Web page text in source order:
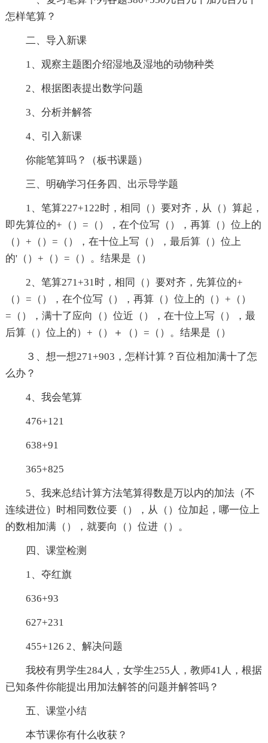
怎样笔算？
二、导入新课
1、观察主题图介绍湿地及湿地的动物种类
2、根据图表提出数学问题
3、分析并解答
4、引入新课
你能笔算吗？（板书课题）
三、明确学习任务四、出示导学题
1、笔算227+122时，相同（）要对齐，从（）算起，
即先算位的+（）=（），在个位写（），再算（）位上的
（）+（）=（），在十位上写（），最后算（）位上
的'（）+（）=（）。结果是（）
2、笔算271+31时，相同（）要对齐，先算位的+
（）=（），在个位写（），再算（）位上的（）+（）
=（），满十了应向（）位近（），在十位上写（），最
后算（）位上的）+（）＋（）=（）。结果是（）
３、想一想271+903，怎样计算？百位相加满十了怎
么办？
4、我会笔算
476+121
638+91
365+825
5、我来总结计算方法笔算得数是万以内的加法（不
连续进位）时相同数位要（），从（）位加起，哪一位上
的数相加满（），就要向（）位进（）。
四、课堂检测
1、夺红旗
636+93
627+231
455+126 2、解决问题
我校有男学生284人，女学生255人，教师41人，根据
已知条件你能提出用加法解答的问题并解答吗？
五、课堂小结
本节课你有什么收获？